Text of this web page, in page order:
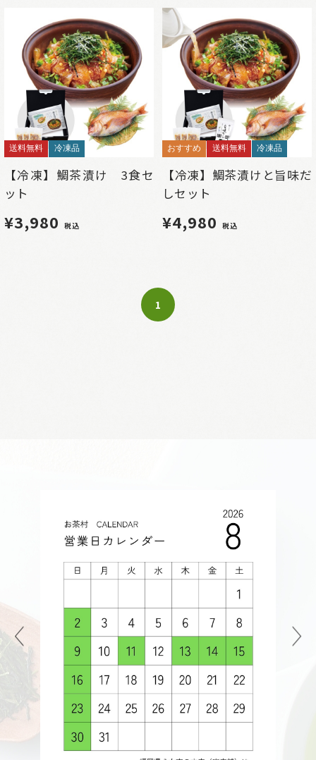
送料無料 冷凍品
【冷凍】鯛茶漬け 3食セ
ット
¥3,980 税込
おすすめ 送料無料 冷凍品
【冷凍】鯛茶漬けと旨味だ
しセット
¥4,980 税込
1